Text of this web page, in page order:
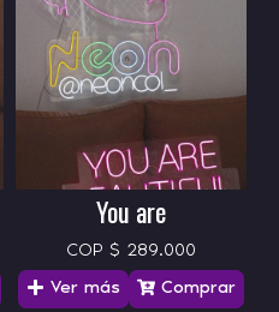
You are
COP $ 289.000
Ver más
Comprar